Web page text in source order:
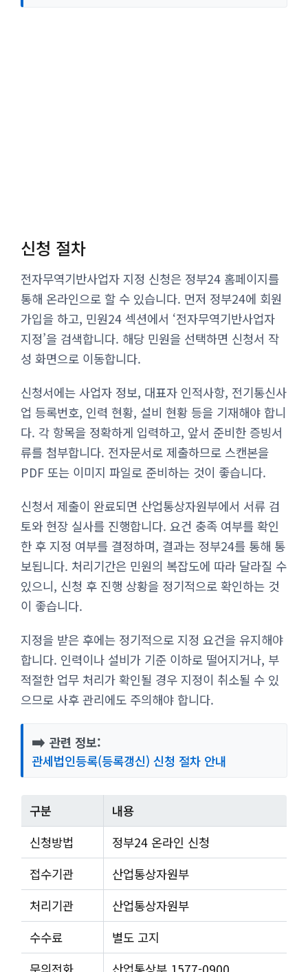
신청 절차
전자무역기반사업자 지정 신청은 정부24 홈페이지를
통해 온라인으로 할 수 있습니다. 먼저 정부24에 회원
가입을 하고, 민원24 섹션에서 ‘전자무역기반사업자
지정’을 검색합니다. 해당 민원을 선택하면 신청서 작
성 화면으로 이동합니다.
신청서에는 사업자 정보, 대표자 인적사항, 전기통신사
업 등록번호, 인력 현황, 설비 현황 등을 기재해야 합니
다. 각 항목을 정확하게 입력하고, 앞서 준비한 증빙서
류를 첨부합니다. 전자문서로 제출하므로 스캔본을
PDF 또는 이미지 파일로 준비하는 것이 좋습니다.
신청서 제출이 완료되면 산업통상자원부에서 서류 검
토와 현장 실사를 진행합니다. 요건 충족 여부를 확인
한 후 지정 여부를 결정하며, 결과는 정부24를 통해 통
보됩니다. 처리기간은 민원의 복잡도에 따라 달라질 수
있으니, 신청 후 진행 상황을 정기적으로 확인하는 것
이 좋습니다.
지정을 받은 후에는 정기적으로 지정 요건을 유지해야
합니다. 인력이나 설비가 기준 이하로 떨어지거나, 부
적절한 업무 처리가 확인될 경우 지정이 취소될 수 있
으므로 사후 관리에도 주의해야 합니다.
➡️ 관련 정보:
관세법인등록(등록갱신) 신청 절차 안내
구분
내용
신청방법
정부24 온라인 신청
접수기관
산업통상자원부
처리기관
산업통상자원부
수수료
별도 고지